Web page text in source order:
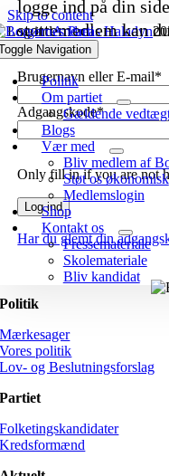
Skip to content
Navigation
Politik
Om partiet
Gældende
Blogs
Vær med
Bliv medlem af
Støt os økonomisk
Medlemslogin
Shop
Kontakt os
Pressemateriale
Skolemateriale
Bliv kandidat
Log indAndreas Haladyn
logge ind på din
støttemedlem kan
Brugernavn eller E-mail*
Adgangskode*
Only fill in if you are not
Har du glemt din
Politik
Mærkesager
Vores politik
Lov- og Beslutningsforslag
Partiet
Folketingskandidater
Kredsformænd